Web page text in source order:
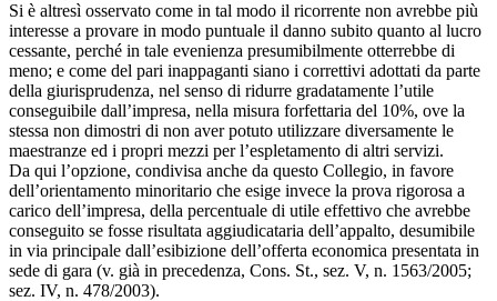
Si è altresì osservato come in tal modo il ricorrente non avrebbe più
interesse a provare in modo puntuale il danno subito quanto al lucro
cessante, perché in tale evenienza presumibilmente otterrebbe di
meno; e come del pari inappaganti siano i correttivi adottati da parte
della giurisprudenza, nel senso di ridurre gradatamente l’utile
conseguibile dall’impresa, nella misura forfettaria del 10%, ove la
stessa non dimostri di non aver potuto utilizzare diversamente le
maestranze ed i propri mezzi per l’espletamento di altri servizi.
Da qui l’opzione, condivisa anche da questo Collegio, in favore
dell’orientamento minoritario che esige invece la prova rigorosa a
carico dell’impresa, della percentuale di utile effettivo che avrebbe
conseguito se fosse risultata aggiudicataria dell’appalto, desumibile
in via principale dall’esibizione dell’offerta economica presentata in
sede di gara (v. già in precedenza, Cons. St., sez. V, n. 1563/2005;
sez. IV, n. 478/2003).